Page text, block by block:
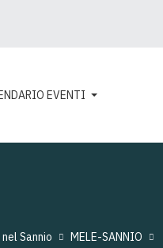
EVENTI
Sannio
MELE-SANNIO